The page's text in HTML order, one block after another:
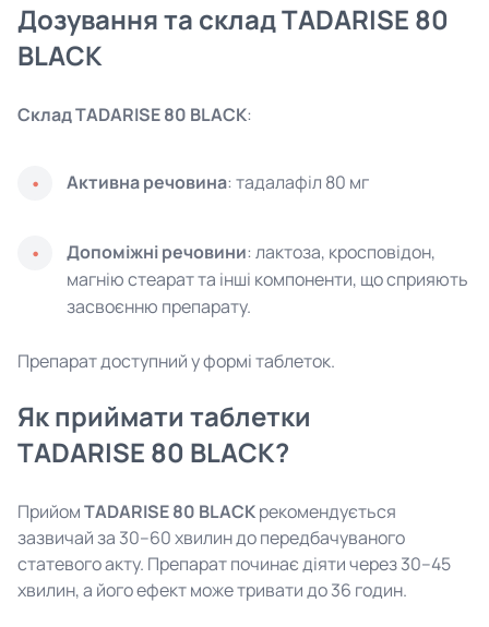
Дозування та склад TADARISE 80
BLACK
Склад TADARISE 80 BLACK:
Активна речовина: тадалафіл 80 мг
Допоміжні речовини: лактоза, кросповідон,
магнію стеарат та інші компоненти, що сприяють
засвоєнню препарату.
Препарат доступний у формі таблеток.
Як приймати таблетки
TADARISE 80 BLACK?
ПрийомTADARISE 80 BLACKрекомендується
зазвичай за 30–60 хвилин до передбачуваного
статевого акту. Препарат починає діяти через 30–45
хвилин, а його ефект може тривати до 36 годин.